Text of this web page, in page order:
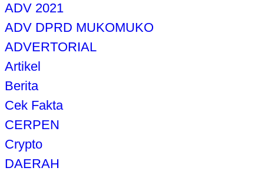
ADV 2021
ADV DPRD MUKOMUKO
ADVERTORIAL
Artikel
Berita
Cek Fakta
CERPEN
Crypto
DAERAH